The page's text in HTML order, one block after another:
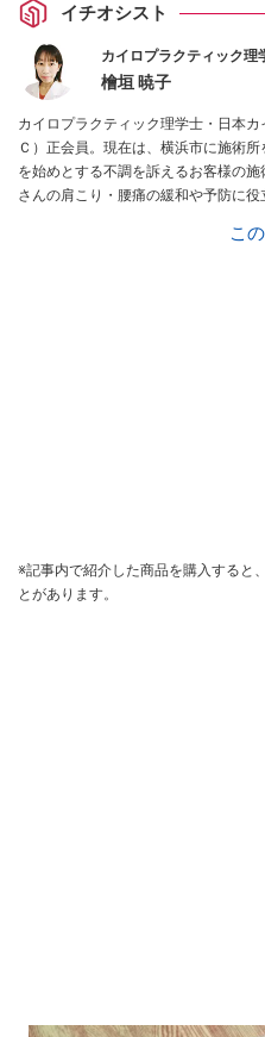
イチオシスト
カイロプラクティック理
檜垣 暁子
カイロプラクティック理学士・日本
Ｃ）正会員。現在は、横浜市に施術
を始めとする不調を訴えるお客様の
さんの肩こり・腰痛の緩和や予防に
こ
※記事内で紹介した商品を購入すると
とがあります。